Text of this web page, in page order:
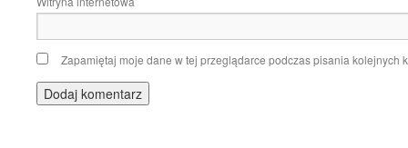
Zapamiętaj moje dane w tej przeglądarce podczas pisania kolejnych